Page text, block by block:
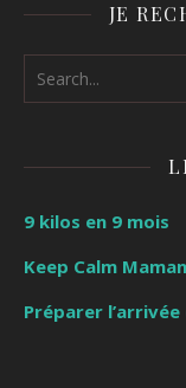
JE
9 kilos en 9 mois
Keep Calm
Préparer